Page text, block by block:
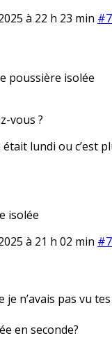
à 22 h 23 min
poussière isolée
vous ?
lundi ou c’est
isolée
à 21 h 02 min
je n’avais pas vu
en seconde?